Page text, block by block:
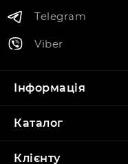
Telegram
Viber
Інформація
Каталог
Клієнту